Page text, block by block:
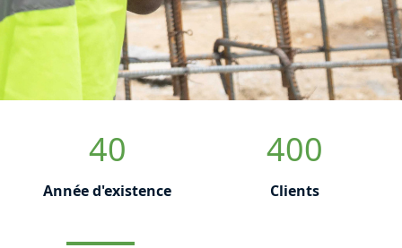
40
Année d'existence
400
Clients